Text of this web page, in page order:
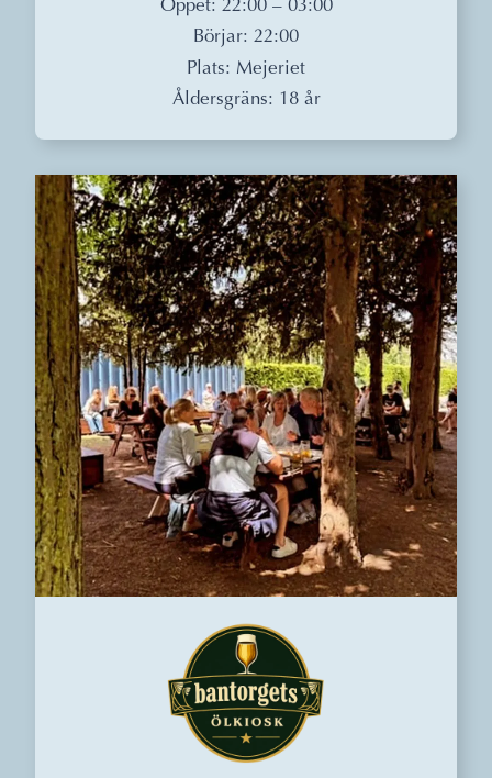
Öppet: 22:00 – 03:00
Börjar: 22:00
Plats: Mejeriet
Åldersgräns: 18 år